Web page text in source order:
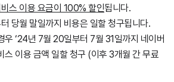
스 이용 요금이 100% 할인됩니다.
당월 말일까지 비용은 일할 청구됩니다.
우 ‘24년 7월 20일부터 7월 31일까지 네이버
스 이용 금액 일할 청구 (이후 3개월 간 무료